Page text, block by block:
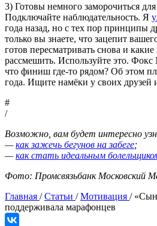
3) Готовы немного заморочиться для
Подключайте наблюдательность. Я
года назад, но с тех пор принципы
только вы знаете, что зацепит
готов пересматривать снова и
рассмешить. Используйте это.
что финиш где-то рядом? Об этом
года. Ищите намёки у своих друзей
#
/
Возможно, вам будет интересно
—как зажечь бегунов на забеге;
—как стать идеальным
Фото: Промсвязьбанк Московский
Главная /Статьи /Мотивация /
поддерживала марафонцев